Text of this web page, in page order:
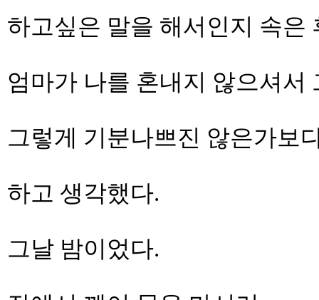
하고싶은 말을 해서인지 속은
엄마가 나를 혼내지 않으셔서
그렇게 기분나쁘진 않은가보
하고 생각했다.
그날 밤이었다.